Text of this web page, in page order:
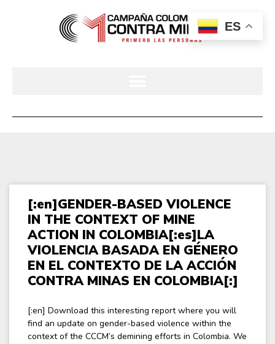
[:en]GENDER-BASED VIOLENCE
IN THE CONTEXT OF MINE
ACTION IN COLOMBIA[:es]LA
VIOLENCIA BASADA EN GÉNERO
EN EL CONTEXTO DE LA ACCIÓN
CONTRA MINAS EN COLOMBIA[:]
[:en] Download this interesting report where you will
find an update on gender-based violence within the
context of the CCCM’s demining efforts in Colombia. We
ES